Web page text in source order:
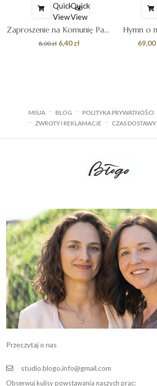
Quick
View
Quick
View
Zaproszenie na Komunię Pasterz
8,00zł Pierwotna
6,40złAktualna
Hymn o
69,00
MISJA BLOG POLITYKA PRYWATNOŚCI
ZWROTY I REKLAMACJE
CZAS
Przeczytaj o nas
studio.blogo.info@gmail.com
Obserwuj kulisy powstawania naszych prac: